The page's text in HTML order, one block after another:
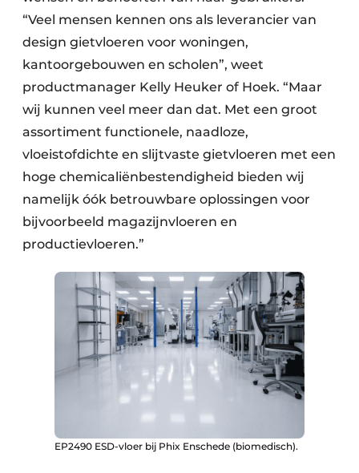
“Veel mensen kennen ons als leverancier van
design gietvloeren voor woningen,
kantoorgebouwen en scholen”, weet
productmanager Kelly Heuker of Hoek. “Maar
wij kunnen veel meer dan dat. Met een groot
assortiment functionele, naadloze,
vloeistofdichte en slijtvaste gietvloeren met een
hoge chemicaliënbestendigheid bieden wij
namelijk óók betrouwbare oplossingen voor
bijvoorbeeld magazijnvloeren en
productievloeren.”
EP2490 ESD-vloer bij Phix Enschede (biomedisch).